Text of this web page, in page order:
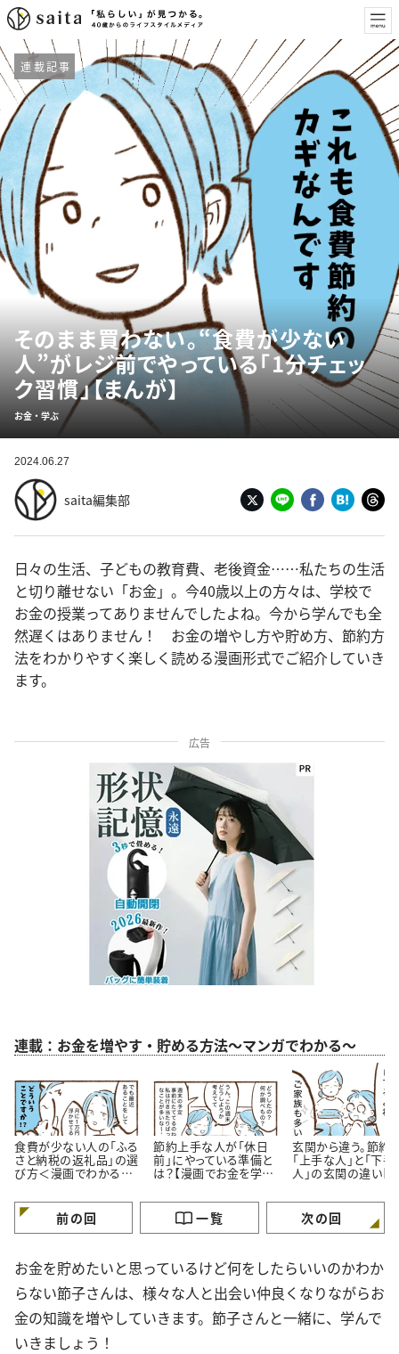
連載記事
そのまま買わない。“食費が少ない
人”がレジ前でやっている「1分チェッ
ク習慣」【まんが】
お金・学ぶ
2024.06.27
saita編集部
日々の生活、子どもの教育費、老後資金……私たちの生活
と切り離せない「お金」。今40歳以上の方々は、学校で
お金の授業ってありませんでしたよね。今から学んでも全
然遅くはありません！ お金の増やし方や貯め方、節約方
法をわかりやすく楽しく読める漫画形式でご紹介していき
ます。
広告
連載：お金を増やす・貯める方法～マンガでわかる～
食費が少ない人の「ふる
さと納税の返礼品」の選
び方＜漫画でわかるお
節約上手な人が「休日
前」にやっている準備と
は？【漫画でお金を学
玄関から違う。節約
「上手な人」と「下
人」の玄関の違い【
前の回 一覧 次の回
お金を貯めたいと思っているけど何をしたらいいのかわか
らない節子さんは、様々な人と出会い仲良くなりながらお
金の知識を増やしていきます。節子さんと一緒に、学んで
いきましょう！